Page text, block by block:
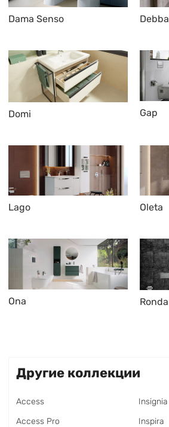
Dama Senso Debba
Domi Gap
Lago Oleta
Ona Ronda
Другие коллекции
Access
Access Pro
Insignia
Inspira